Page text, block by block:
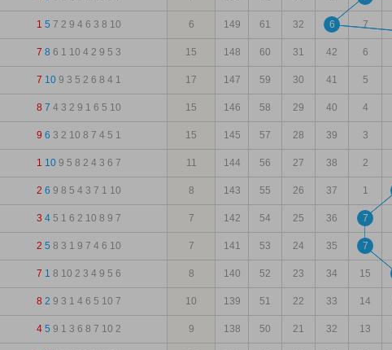
1 5 7 2 9 4 6 3 8 10 6 149 61 32 6 7
7 8 6 1 10 4 2 9 5 3 15 148 60 31 42 6
7 10 9 3 5 2 6 8 4 1 17 147 59 30 41 5
8 7 4 3 2 9 1 6 5 10 15 146 58 29 40 4
9 6 3 2 10 8 7 4 5 1 15 145 57 28 39 3
1 10 9 5 8 2 4 3 6 7 11 144 56 27 38 2
2 6 9 8 5 4 3 7 1 10 8 143 55 26 37 1
3 4 5 1 6 2 10 8 9 7 7 142 54 25 36 7
2 5 8 3 1 9 7 4 6 10 7 141 53 24 35 7
7 1 8 10 2 3 4 9 5 6 8 140 52 23 34 15
8 2 9 3 1 4 6 5 10 7 10 139 51 22 33 14
4 5 9 1 3 6 8 7 10 2 9 138 50 21 32 13